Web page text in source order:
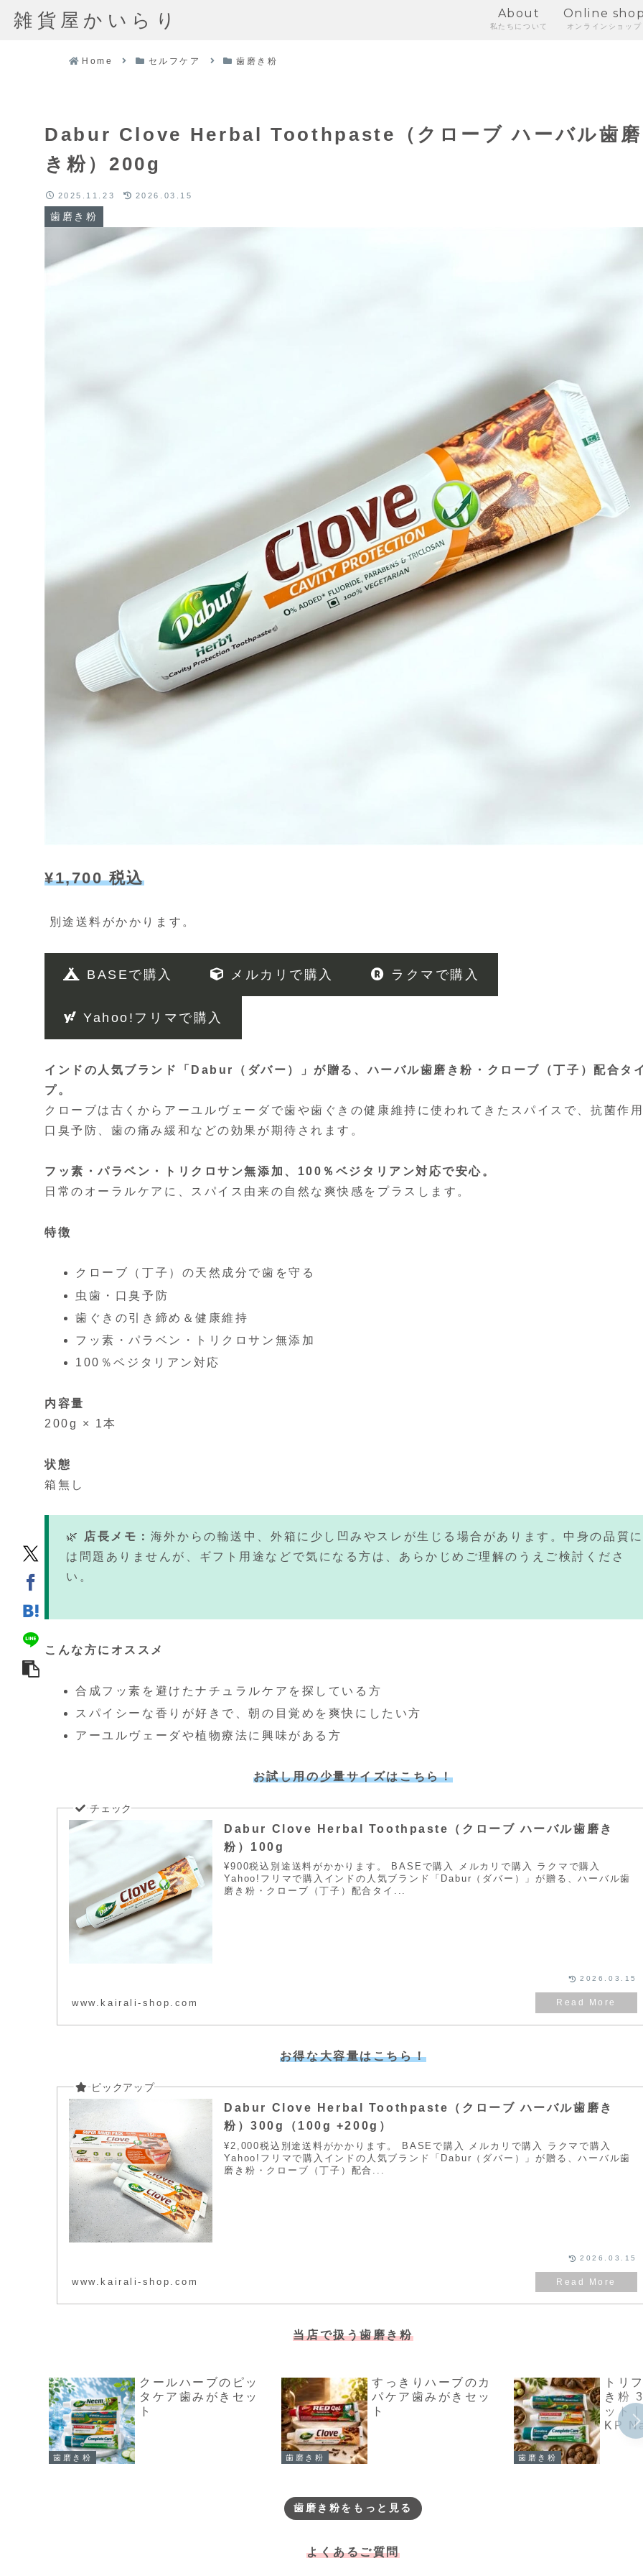
雑貨屋かいらり About
私たちについて
Online
オンラインショップ
Home セルフケア 歯磨き粉
Dabur Clove Herbal Toothpaste（クローブ ハーバル歯磨
き粉）200g
歯磨き粉
2025.11.23 2026.03.15
¥1,700 税込
別途送料がかかります。
BASEで購入 メルカリで購入 ラクマで購入
Yahoo!フリマで購入
インドの人気ブランド「Dabur（ダバー）」が贈る、ハーバル歯磨き粉・クローブ（丁子）配合タ
プ。
クローブは古くからアーユルヴェーダで歯や歯ぐきの健康維持に使われてきたスパイスで、抗菌作
口臭予防、歯の痛み緩和などの効果が期待されます。
フッ素・パラベン・トリクロサン無添加、100％ベジタリアン対応で安心。
日常のオーラルケアに、スパイス由来の自然な爽快感をプラスします。
特徴
クローブ（丁子）の天然成分で歯を守る
虫歯・口臭予防
歯ぐきの引き締め＆健康維持
フッ素・パラベン・トリクロサン無添加
100％ベジタリアン対応
内容量
200g × 1本
状態
箱無し
🌿 店長メモ： 海外からの輸送中、外箱に少し凹みやスレが生じる場合があります。中身の品質に
は問題ありませんが、ギフト用途などで気になる方は、あらかじめご理解のうえご検討くださ
い。
こんな方にオススメ
合成フッ素を避けたナチュラルケアを探している方
スパイシーな香りが好きで、朝の目覚めを爽快にしたい方
アーユルヴェーダや植物療法に興味がある方
お試し用の少量サイズはこちら！
Dabur Clove Herbal Toothpaste（クローブ ハーバル歯磨き
粉）100g
¥900税込別途送料がかかります。 BASEで購入 メルカリで購入 ラクマで購入
Yahoo!フリマで購入インドの人気ブランド「Dabur（ダバー）」が贈る、ハーバル歯
磨き粉・クローブ（丁子）配合タイ...
www.kairali-shop.com
2026.03.15
お得な大容量はこちら！
Dabur Clove Herbal Toothpaste（クローブ ハーバル歯磨き
粉）300g（100g +200g）
¥2,000税込別途送料がかかります。 BASEで購入 メルカリで購入 ラクマで購入
Yahoo!フリマで購入インドの人気ブランド「Dabur（ダバー）」が贈る、ハーバル歯
磨き粉・クローブ（丁子）配合...
www.kairali-shop.com
2026.03.15
当店で扱う歯磨き粉
歯磨き粉
クールハーブのピッ
タケア歯みがきセッ
ト
歯磨き粉
すっきりハーブのカ
パケア歯みがきセッ
ト
歯磨き粉
トリ
き粉
ット
KP
歯磨き粉をもっと見る
よくあるご質問